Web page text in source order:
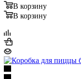
В корзину
В корзину